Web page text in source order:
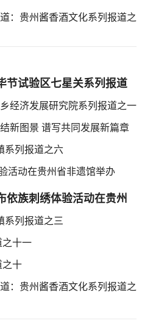
：贵州酱香酒文化系列报道之
试验区七星关系列报道
经济发展研究院系列报道之一
昌都市卡若区：绘就民族团结新图景 谱写共同发展新篇章
阳 湖城清镇系列报道之六
活动在贵州省非遗馆举办
族刺绣体验活动在贵州
系列报道之三
道之十一
之十
：贵州酱香酒文化系列报道之